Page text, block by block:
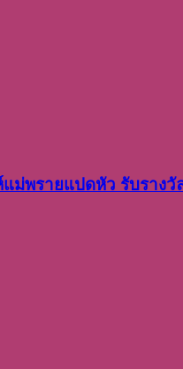
แม่พรายแปดหัว รับรา